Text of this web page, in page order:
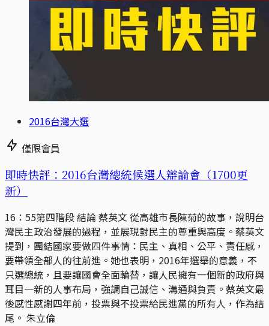
2016台灣大選
僅限會員
即時快評：2016台灣總統候選人辯論會（1700更
新）
16：55第四階段 結論 蔡英文 從高雄市長陳菊的故事，說明台
灣民主政治發展的過程，並展現對民主的尊重與高度。蔡英文
提到，團結國家要做四件事情：民主、真相、公平、責任感，
要帶領全部人的往前進。她也表明，2016年選舉的意義，不
只選總統，且要讓國會全面輪替，讓人民擁有一個新的政府與
耳目一新的人事布局，強調自己誠信、溝通與負責。蔡英文最
後感性感謝四年前，投票與不投票給民進黨的所有人，作為結
尾。 朱立倫